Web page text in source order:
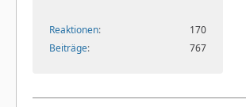
Reaktionen
170
Beiträge
767